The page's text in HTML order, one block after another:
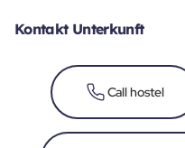
Kontakt Unterkunft
Call hostel